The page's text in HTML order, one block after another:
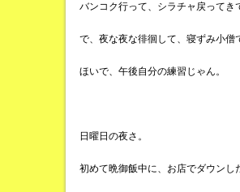
バンコク行って、シラチャ戻ってき
で、夜な夜な徘徊して、寝ずみ小僧
ほいで、午後自分の練習じゃん。
日曜日の夜さ。
初めて晩御飯中に、お店でダウンし